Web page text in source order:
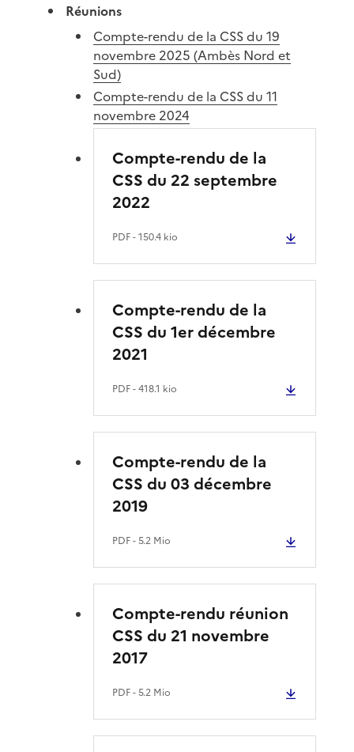
Réunions
Compte-rendu de la CSS du 19
novembre 2025 (Ambès Nord et
Sud)
Compte-rendu de la CSS du 11
novembre 2024
Compte-rendu de la
CSS du 22 septembre
2022
PDF- 150.4 kio
Compte-rendu de la
CSS du 1er décembre
2021
PDF- 418.1 kio
Compte-rendu de la
CSS du 03 décembre
2019
PDF- 5.2 Mio
Compte-rendu réunion
CSS du 21 novembre
2017
PDF- 5.2 Mio